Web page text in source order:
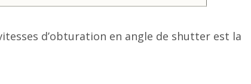
d’obturation en angle de shutter est la